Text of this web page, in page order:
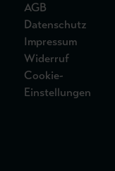
AGB
Datenschutz
Impressum
Widerruf
Cookie-
Einstellungen